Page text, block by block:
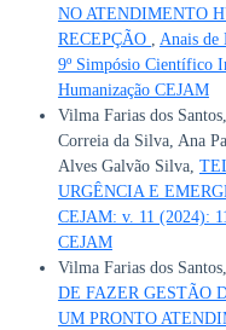
NO ATENDIMENTO
RECEPÇÃO , Anais de
9º Simpósio Científico
Humanização CEJAM
Vilma Farias dos
Correia da Silva, Ana
Alves Galvão Silva,
URGÊNCIA E
CEJAM: v. 11 (2024):
CEJAM
Vilma Farias dos
DE FAZER GESTÃO
UM PRONTO